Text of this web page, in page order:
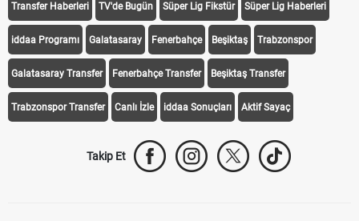
Transfer Haberleri TV'de Bugün Süper Lig Fikstür Süper Lig Haberleri
iddaa Programı Galatasaray Fenerbahçe Beşiktaş Trabzonspor
Galatasaray Transfer Fenerbahçe Transfer Beşiktaş Transfer
Trabzonspor Transfer Canlı İzle iddaa Sonuçları Aktif Sayaç
Takip Et